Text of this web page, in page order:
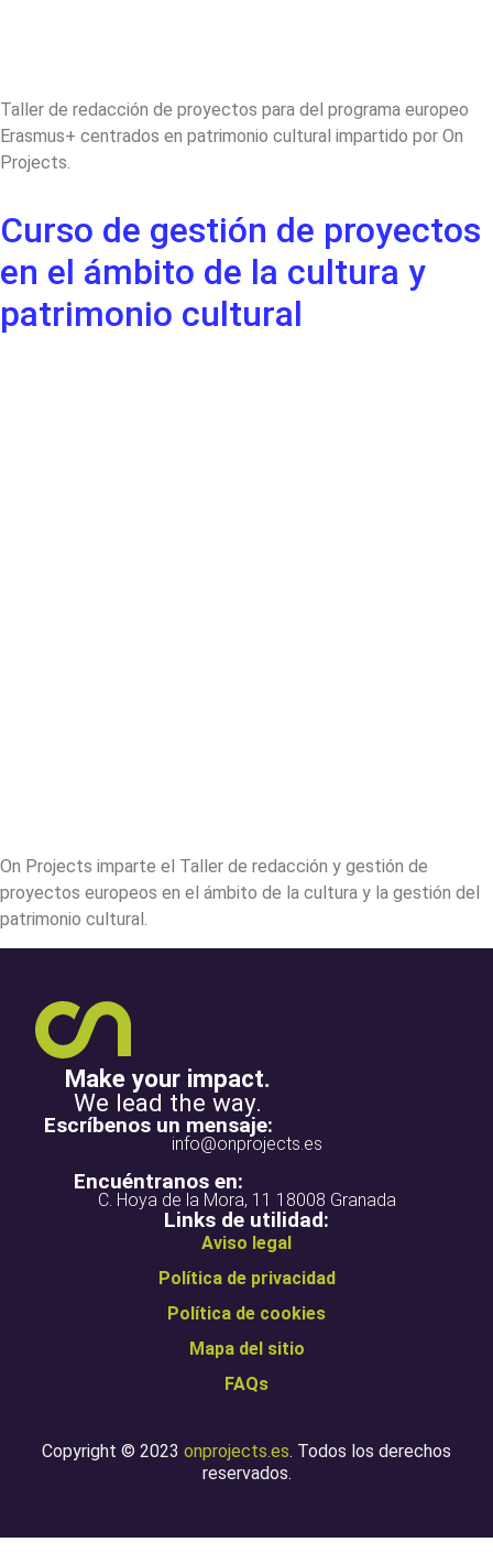
Taller de redacción de proyectos para del programa europeo
Erasmus+ centrados en patrimonio cultural impartido por On
Projects.
Curso de gestión de proyectos
en el ámbito de la cultura y
patrimonio cultural
On Projects imparte el Taller de redacción y gestión de
proyectos europeos en el ámbito de la cultura y la gestión del
patrimonio cultural.
Make your impact.
We lead the way.
Escríbenos un mensaje:
info@onprojects.es
Encuéntranos en:
C. Hoya de la Mora, 11 18008 Granada
Links de utilidad:
Aviso legal
Política de privacidad
Política de cookies
Mapa del sitio
FAQs
Copyright © 2023 onprojects.es. Todos los derechos
reservados.